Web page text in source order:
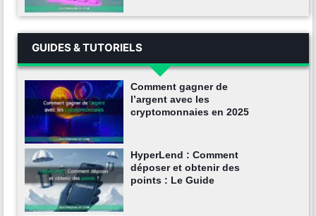
GUIDES & TUTORIELS
Comment gagner de
l’argent avec les
cryptomonnaies en 2025
HyperLend : Comment
déposer et obtenir des
points : Le Guide